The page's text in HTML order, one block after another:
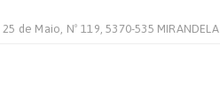
25 de Maio, Nº 119, 5370-535 MIRANDELA